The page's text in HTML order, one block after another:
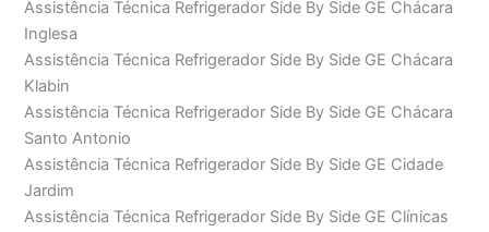
Assistência Técnica Refrigerador Side By Side GE Chácara
Inglesa
Assistência Técnica Refrigerador Side By Side GE Chácara
Klabin
Assistência Técnica Refrigerador Side By Side GE Chácara
Santo Antonio
Assistência Técnica Refrigerador Side By Side GE Cidade
Jardim
Assistência Técnica Refrigerador Side By Side GE Clínicas